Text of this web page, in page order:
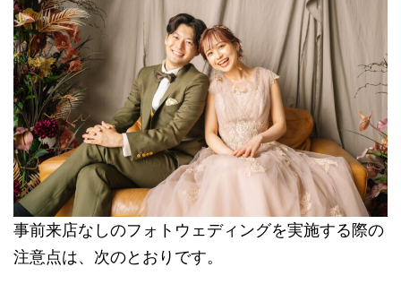
事前来店なしのフォトウェディングを実施する際の
注意点は、次のとおりです。